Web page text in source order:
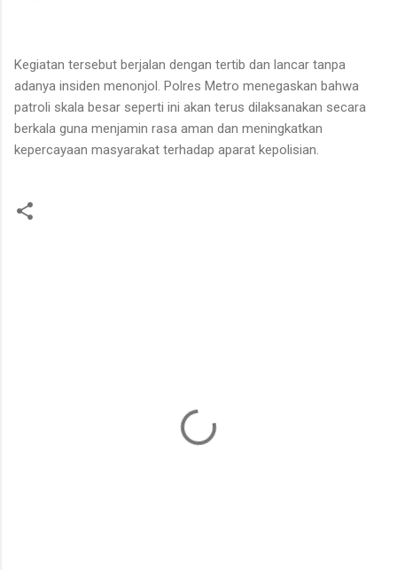
Kegiatan tersebut berjalan dengan tertib dan lancar tanpa
adanya insiden menonjol. Polres Metro menegaskan bahwa
patroli skala besar seperti ini akan terus dilaksanakan secara
berkala guna menjamin rasa aman dan meningkatkan
kepercayaan masyarakat terhadap aparat kepolisian.